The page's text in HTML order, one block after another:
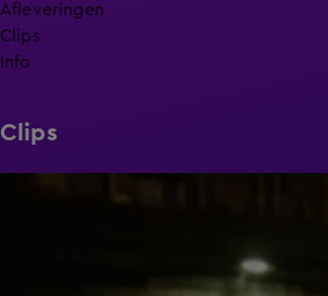
Afleveringen
Clips
Info
Clips